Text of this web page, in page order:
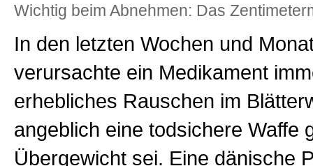
Wichtig beim Abnehmen: Das
In den letzten Wochen und
verursachte ein Medikament
erhebliches Rauschen im
angeblich eine todsichere Waffe
Übergewicht sei. Eine dänische